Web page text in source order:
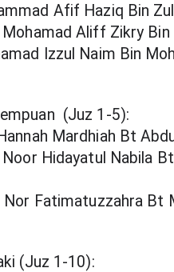
Afif Haziq Bin
Mohamad Aliff Zikry
Izzul Naim Bin
(Juz 1-5):
Mardhiah Bt
Noor Hidayatul Nabila
Nor Fatimatuzzahra Bt
(Juz 1-10):